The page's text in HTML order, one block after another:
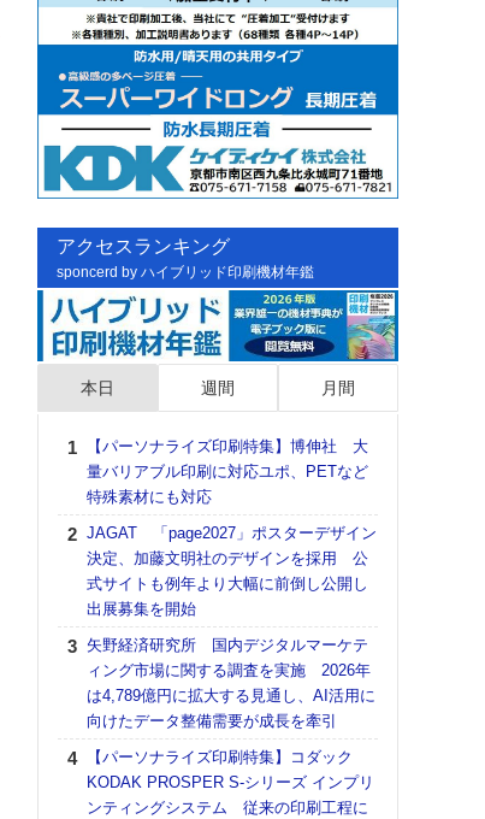
アクセスランキング
sponcerd by ハイブリッド印刷機材年鑑
本日 週間 月間
【パーソナライズ印刷特集】博伸社 大
量バリアブル印刷に対応ユポ、PETなど
特殊素材にも対応
JAGAT 「page2027」ポスターデザイン
決定、加藤文明社のデザインを採用 公
式サイトも例年より大幅に前倒し公開し
出展募集を開始
矢野経済研究所 国内デジタルマーケテ
ィング市場に関する調査を実施 2026年
は4,789億円に拡大する見通し、AI活用に
向けたデータ整備需要が成長を牽引
【パーソナライズ印刷特集】コダック
KODAK PROSPER S-シリーズ インプリ
ンティングシステム 従来の印刷工程に